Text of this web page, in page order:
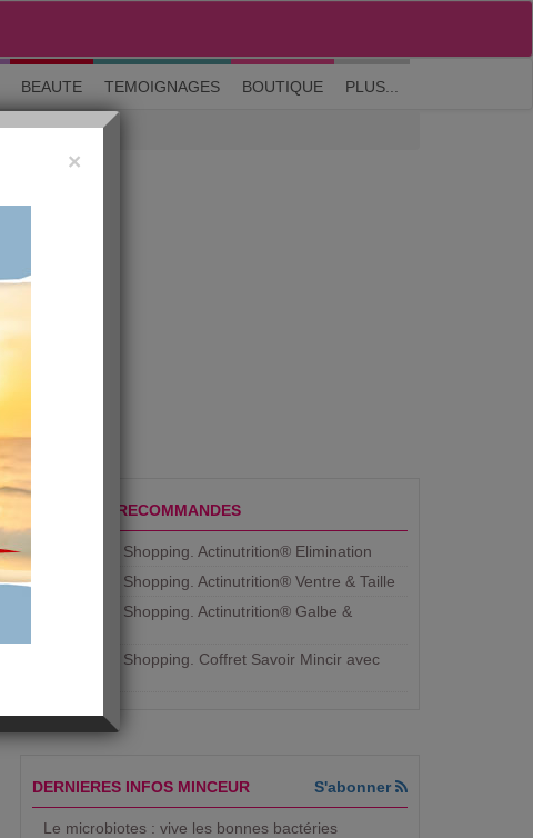
M'inscrire| Me connecter| ? Visite guidée
BEAUTE TEMOIGNAGES BOUTIQUE PLUS...
PRODUITS RECOMMANDES
Aujourdhui Shopping. Actinutrition® Elimination
Aujourdhui Shopping. Actinutrition® Ventre & Taille
Aujourdhui Shopping. Actinutrition® Galbe &
Aujourdhui Shopping. ​Coffret Savoir Mincir avec
DERNIERES INFOS MINCEUR S'abonner
Le microbiotes : vive les bonnes bactéries
×